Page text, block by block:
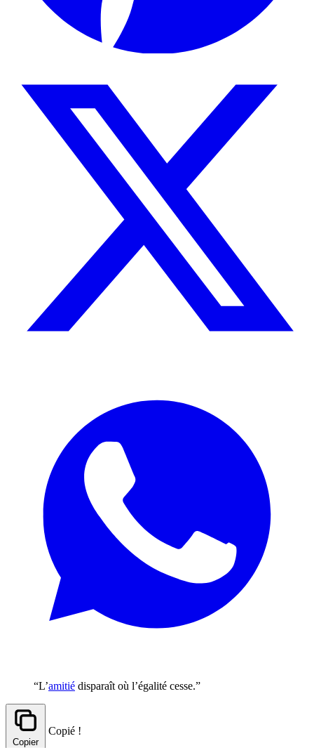
“L’amitié disparaît où l’égalité cesse.”
Copier
Copié !